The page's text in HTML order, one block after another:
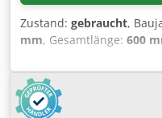
Zustand: gebraucht,
mm, Gesamtlänge: 600
Grau Leergewicht: 50 kg
Hjfx Ak Usk - Baujahr:
Nein - CE-Zertifikat
97370 - Modell